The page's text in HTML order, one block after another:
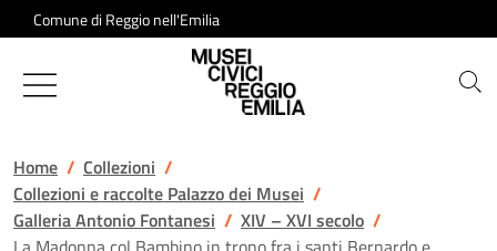
Salta al contenuto
Comune di Reggio nell'Emilia
Musei Civici di Reggio Emilia
Home
Collezioni
Collezioni e raccolte Palazzo dei Musei
Galleria Antonio Fontanesi
XIV – XVI secolo